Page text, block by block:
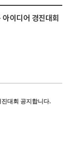
이디어 경진대회
대회 공지합니다.